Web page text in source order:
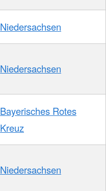
Niedersachsen
Niedersachsen
Bayerisches Rotes
Kreuz
Niedersachsen